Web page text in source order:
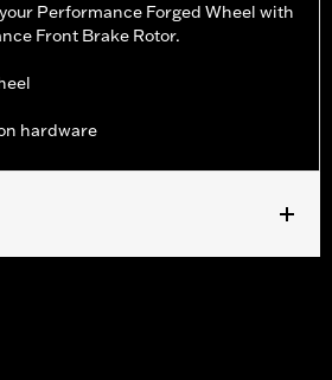
Performance Forged Wheel with
Front Brake Rotor.
hardware